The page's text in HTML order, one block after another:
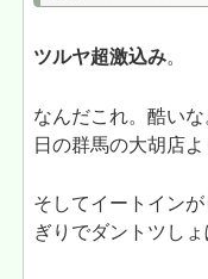
ツルヤ超激込み。
なんだこれ。酷い
日の群馬の大胡店
そしてイートイン
ぎりでダントツしょ